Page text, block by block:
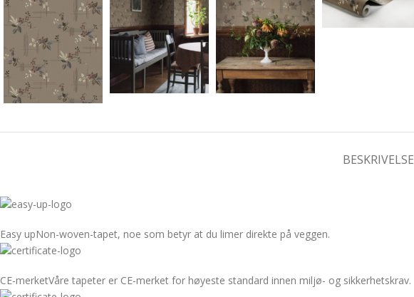
BESKRIVELSE
Easy upNon-woven-tapet, noe som betyr at du limer direkte på veggen.
CE-merketVåre tapeter er CE-merket for høyeste standard innen miljø- og sikkerhetskrav.